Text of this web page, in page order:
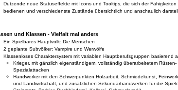
Dutzende neue Statuseffekte mit Icons und Tooltips, die sich der Fähigkeiten
bedienen und verschiedenste Zustände übersichtlich und anschaulich
und Klassen - Vielfalt mal anders
Ein Spielbares Hauptvolk: Die Menschen
2 geplante Subvölker: Vampire und Werwölfe
Klassenloses Charaktersystem mit variablen Hauptberufsgruppen basierend
Krieger, mit gänzlich eigenständigem, vollständig überarbeitetem
Spezialattacken
Handwerker mit den Schwerpunkten Holzarbeit, Schmiedekunst,
und Landwirtschaft, und zusätzlichen Sekundärhandwerken für die